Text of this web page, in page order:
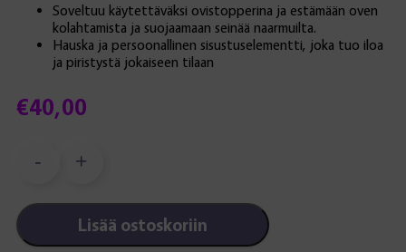
€40,00
Soveltuu käytettäväksi ovistopperina ja estämään oven
kolahtamista ja suojaamaan seinää naarmuilta.
Hauska ja persoonallinen sisustuselementti, joka tuo iloa
ja piristystä jokaiseen tilaan
-
Sara
määrä
+
Lisää ostoskoriin